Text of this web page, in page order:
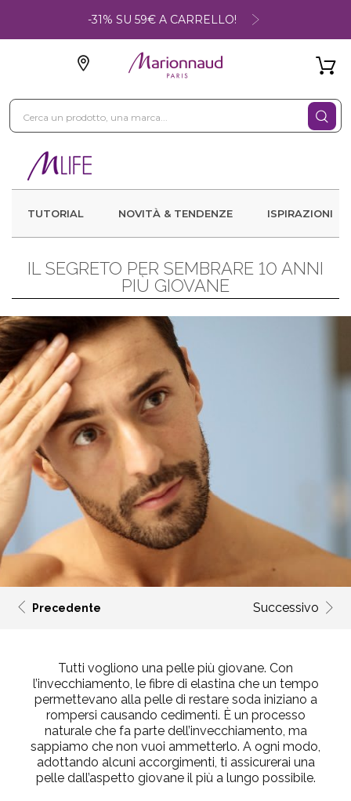
-31% SU 59€ A CARRELLO!
TUTORIAL NOVITÀ & TENDENZE ISPIRAZIONI
IL SEGRETO PER SEMBRARE 10 ANNI
PIÙ GIOVANE
Precedente Successivo
Tutti vogliono una pelle più giovane. Con
l’invecchiamento, le fibre di elastina che un tempo
permettevano alla pelle di restare soda iniziano a
rompersi causando cedimenti. È un processo
naturale che fa parte dell’invecchiamento, ma
sappiamo che non vuoi ammetterlo. A ogni modo,
adottando alcuni accorgimenti, ti assicurerai una
pelle dall’aspetto giovane il più a lungo possibile.